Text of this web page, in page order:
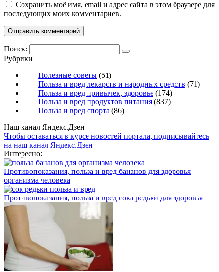
Сохранить моё имя, email и адрес сайта в этом браузере для
последующих моих комментариев.
Поиск:
Рубрики
Полезные советы (51)
Польза и вред лекарств и народных средств (71)
Польза и вред привычек, здоровье (174)
Польза и вред продуктов питания (837)
Польза и вред спорта (86)
Наш канал Яндекс.Дзен
Чтобы оставаться в курсе новостей портала, подписывайтесь
на наш канал Яндекс.Дзен
Интересно:
Противопоказания, польза и вред бананов для здоровья
организма человека
Противопоказания, польза и вред сока редьки для здоровья